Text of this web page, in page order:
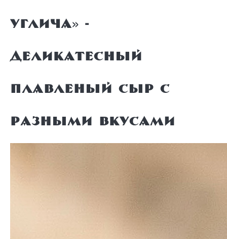
Углича» -
деликатесный
плавленый сыр с
разными вкусами